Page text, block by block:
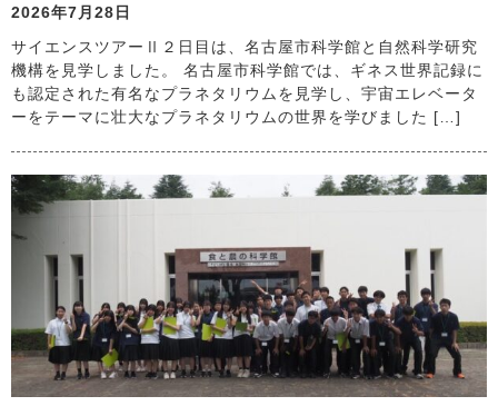
2026年7月28日
サイエンスツアーⅡ２日目は、名古屋市科学館と自然科学研究
機構を見学しました。 名古屋市科学館では、ギネス世界記録に
も認定された有名なプラネタリウムを見学し、宇宙エレベータ
ーをテーマに壮大なプラネタリウムの世界を学びました […]